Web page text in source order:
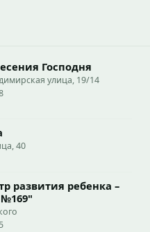
Господня
улица, 19/14
40
развития ребенка –